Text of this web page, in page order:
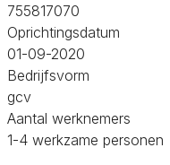
755817070
Oprichtingsdatum
01-09-2020
Bedrijfsvorm
gcv
Aantal werknemers
1-4 werkzame personen